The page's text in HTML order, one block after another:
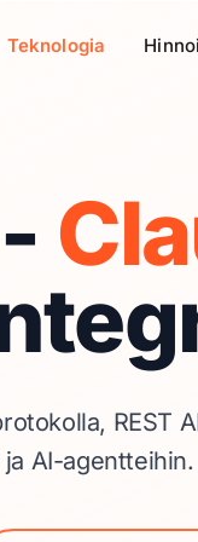
Teknologia
REST
ja AI-agentteihin.